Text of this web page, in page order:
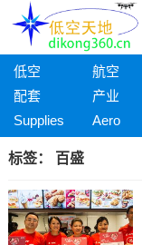
低空 航空
配套
产业
Supplies
Aero
标签： 百盛